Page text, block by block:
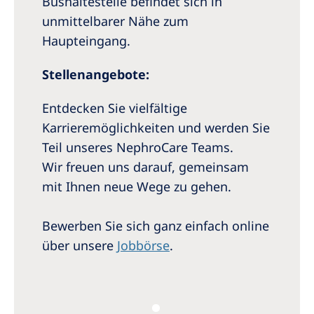
unmittelbarer Nähe zum
Haupteingang.
Stellenangebote:
Entdecken Sie vielfältige
Karrieremöglichkeiten und werden Sie
Teil unseres NephroCare Teams.
Wir freuen uns darauf, gemeinsam
mit Ihnen neue Wege zu gehen.
Bewerben Sie sich ganz einfach online
über unsere Jobbörse.